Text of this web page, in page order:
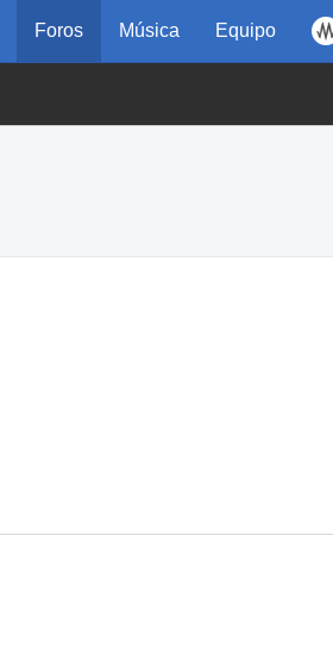
Foros Música Equipo